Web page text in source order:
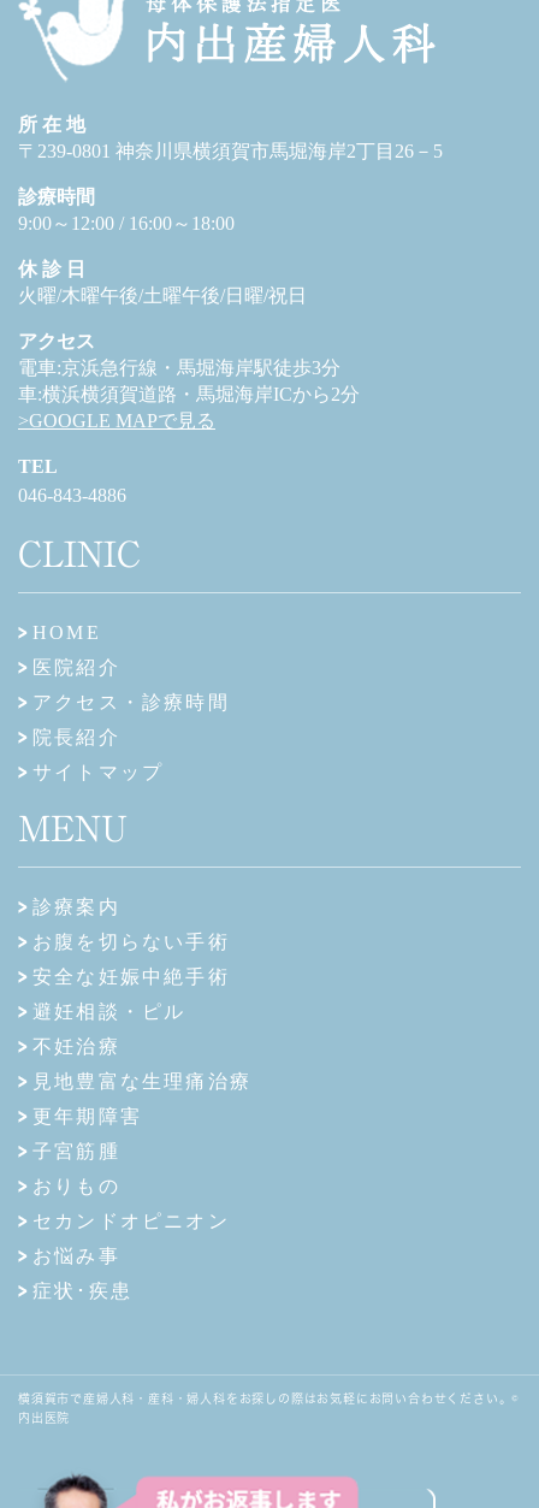
所 在 地
〒239-0801 神奈川県横須賀市馬堀海岸2丁目26－5
診療時間
9:00～12:00 / 16:00～18:00
休 診 日
火曜/木曜午後/土曜午後/日曜/祝日
アクセス
電車:京浜急行線・馬堀海岸駅徒歩3分
車:横浜横須賀道路・馬堀海岸ICから2分
>GOOGLE MAPで見る
TEL
046-843-4886
CLINIC
HOME
医院紹介
アクセス・診療時間
院長紹介
サイトマップ
MENU
診療案内
お腹を切らない手術
安全な妊娠中絶手術
避妊相談・ピル
不妊治療
見地豊富な生理痛治療
更年期障害
子宮筋腫
おりもの
セカンドオピニオン
お悩み事
症状･疾患
横須賀市で産婦人科・産科・婦人科をお探しの際はお気軽にお問い合わせください。©
内出医院